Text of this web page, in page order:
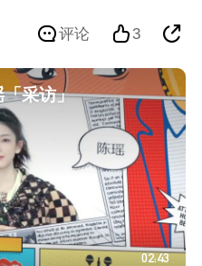
3
评论
采访」
02:43